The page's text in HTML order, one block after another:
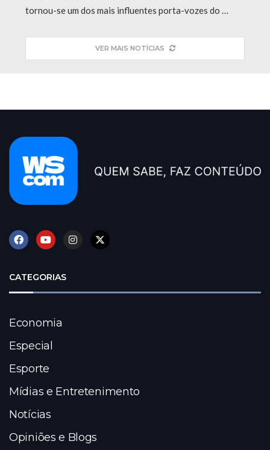
tornou-se um dos mais influentes porta-vozes do …
VER MAIS NOTÍCIAS
CATEGORIAS
Economia
Especial
Esporte
Mídias e Entretenimento
Notícias
Opiniões e Blogs